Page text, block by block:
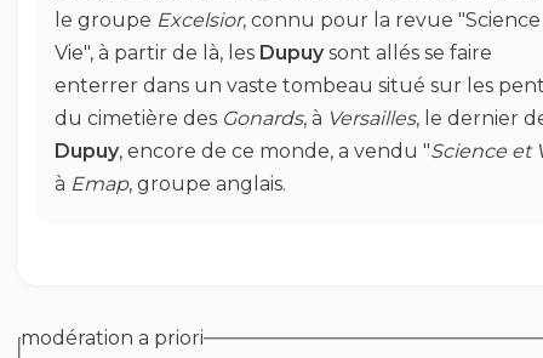
le groupe Excelsior, connu pour la revue
Vie", à partir de là, les Dupuy sont allés se faire
enterrer dans un vaste tombeau situé sur les
du cimetière des Gonards, à Versailles, le dernier
Dupuy, encore de ce monde, a vendu "Science et
à Emap, groupe anglais.
modération a priori